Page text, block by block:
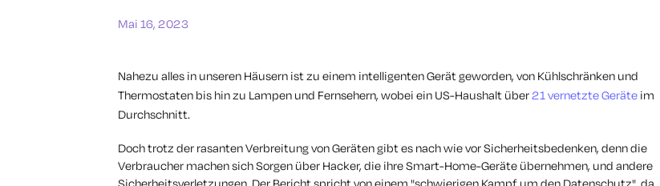
Mai 16, 2023
Nahezu alles in unseren Häusern ist zu einem intelligenten Gerät geworden, von Kühlschränken und
Thermostaten bis hin zu Lampen und Fernsehern, wobei ein US-Haushalt über21 vernetzte Geräte im
Durchschnitt.
Doch trotz der rasanten Verbreitung von Geräten gibt es nach wie vor Sicherheitsbedenken, denndie
Verbraucher machen sich Sorgen über Hacker, die ihre Smart-Home-Geräte übernehmen, und andere